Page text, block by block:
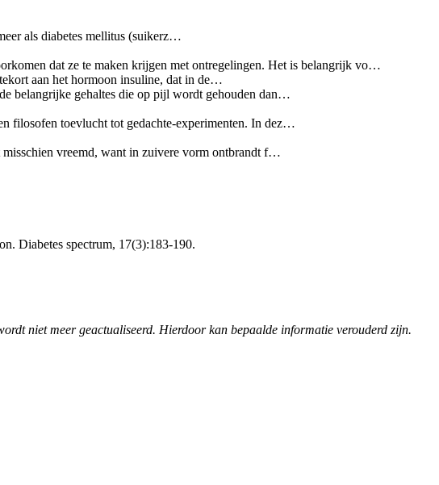
als diabetes mellitus (suikerz…
dat ze te maken krijgen met ontregelingen. Het is belangrijk vo…
aan het hormoon insuline, dat in de…
belangrijke gehaltes die op pijl wordt gehouden dan…
filosofen toevlucht tot gedachte-experimenten. In dez…
vreemd, want in zuivere vorm ontbrandt f…
Diabetes spectrum, 17(3):183-190.
niet meer geactualiseerd. Hierdoor kan bepaalde informatie verouderd zijn.